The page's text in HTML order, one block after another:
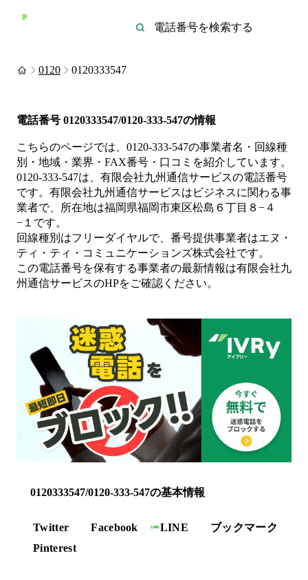
0120 0120333547
電話番号 0120333547/0120-333-547の情報
こちらのページでは、 0120-333-547の事業者名・回線種
別・地域・業界・FAX番号・口コミを紹介しています。
0120-333-547は、 有限会社九州通信サービスの電話番号
です。 有限会社九州通信サービスは ビジネスに関わる事
業者で、所在地は福岡県福岡市東区松島６丁目８−４
−１ です。
回線種別はフリーダイヤルで、番号提供事業者はエヌ・
ティ・ティ・コミュニケーションズ株式会社です。
この電話番号を保有する事業者の最新情報は有限会社九
州通信サービスのHPをご確認ください。
0120333547/0120-333-547の基本情報
Twitter Facebook LINE
ブックマーク
Pinterest